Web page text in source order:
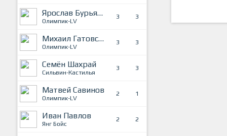
Ярослав Бурьянов
Олимпик-LV
3 3
Михаил Гатовский
Олимпик-LV
3 3
Семён Шахрай
Сильвин-Кастилья
3 3
Матвей Савинов
Олимпик-LV
2 1
Иван Павлов
Янг Бойс
2 2